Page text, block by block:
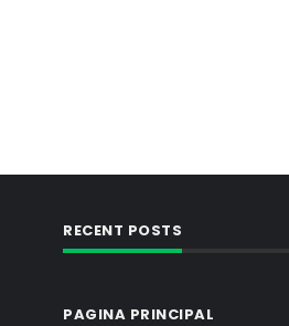
RECENT POSTS
PAGINA PRINCIPAL